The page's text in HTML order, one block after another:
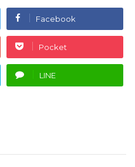
Facebook
Pocket
LINE